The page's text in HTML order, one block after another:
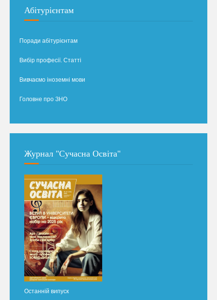
Абітурієнтам
Поради абітурієнтам
Вибір професії. Статті
Вивчаємо іноземні мови
Головне про ЗНО
Журнал "Сучасна Освіта"
Останній випуск